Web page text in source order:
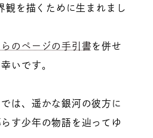
観を描くために生まれまし
らのページの手引書を併せ
いです。
は、遥かな銀河の彼方に
す少年の物語を辿ってゆ